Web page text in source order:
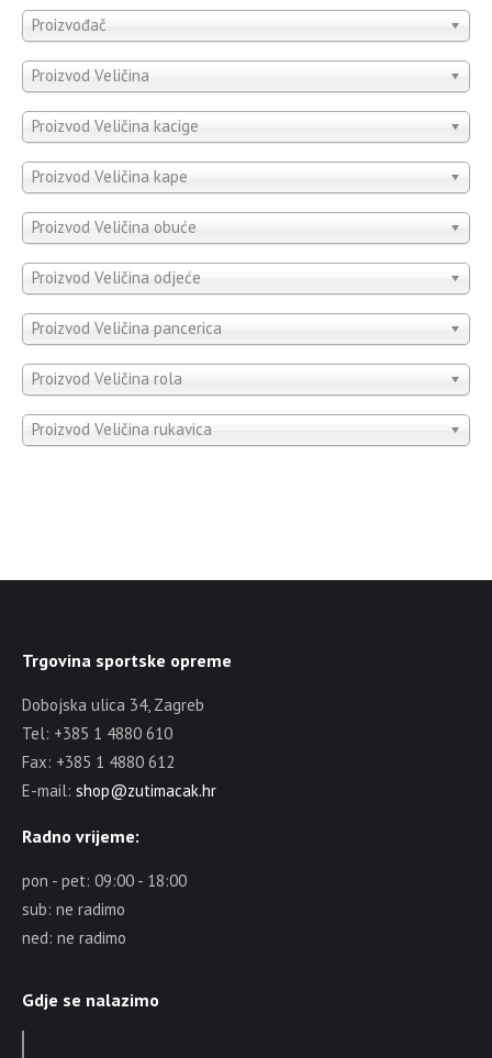
Proizvođač
Proizvod Veličina
Proizvod Veličina kacige
Proizvod Veličina kape
Proizvod Veličina obuće
Proizvod Veličina odjeće
Proizvod Veličina pancerica
Proizvod Veličina rola
Proizvod Veličina rukavica
Trgovina sportske opreme
Dobojska ulica 34, Zagreb
Tel: +385 1 4880 610
Fax: +385 1 4880 612
E-mail: shop@zutimacak.hr
Radno vrijeme:
pon - pet: 09:00 - 18:00
sub: ne radimo
ned: ne radimo
Gdje se nalazimo